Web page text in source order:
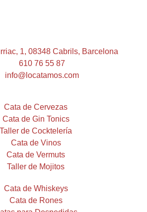
1, 08348 Cabrils, Barcelona
610 76 55 87
info@locatamos.com
Cata de Cervezas
Cata de Gin Tonics
Taller de Cocktelería
Cata de Vinos
Cata de Vermuts
Taller de Mojitos
Cata de Whiskeys
Cata de Rones